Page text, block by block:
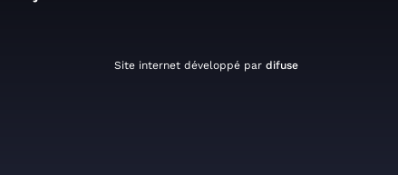
Site internet développé par difuse